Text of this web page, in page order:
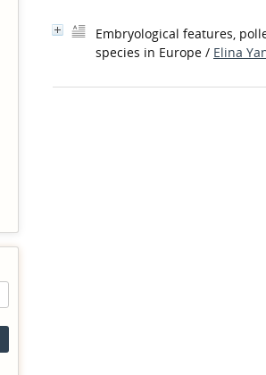
Embryological features,
species in Europe / Elina